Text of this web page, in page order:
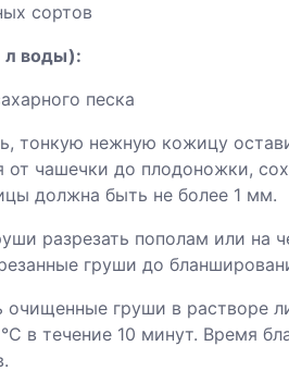
сортов
л воды):
песка
тонкую нежную кожицу
от чашечки до плодоножки,
должна быть не более 1 мм.
разрезать пополам или на
груши до
очищенные груши в растворе
в течение 10 минут. Время